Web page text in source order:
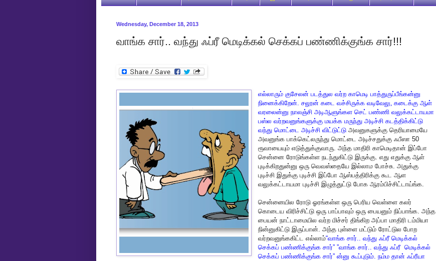
Wednesday, December 18, 2013
வாங்க சார்.. வந்து ஃப்ரீ மெடிக்கல் செக்கப் பண்ணிக்குங்க சார்!!!
எல்லாரும் குசேலன் படத்துல வர்ற காமெடி பாத்துருப்பீங்கன்னு
நினைக்கிறேன்.சலூன் கடை வச்சிருக்க வடிவேலு, கடைக்கு ஆள்
வரலைன்னு நாலஞ்சி அடிஆளுங்கள செட் பண்ணி வலுக்கட்டாயமா
பஸ்ல வர்றவனுங்களுக்கு மயக்க மருந்து அடிச்சி கடத்திக்கிட்டு
வந்து மொட்டை அடிச்சி விட்டுட்டு அவனுகளுக்கு தெரியாமையே
அவனுங்க பாக்கெட்லருந்து மொட்டை அடிச்சதுக்கு ஃபீஸா 50
ரூவாயையும் எடுத்துக்குவாரு.அந்த மாதிரி காமெடிதான் இப்போ
சென்னை ரோடுங்கள்ள நடந்துகிட்டு இருக்கு.எது எதுக்கு ஆள்
புடிக்கிறதுன்னு ஒரு வெவஸ்தையே இல்லாம போச்சு.அதுக்கு
புடிச்சி இதுக்கு புடிச்சி இப்போ ஆஸ்பத்திரிக்கு கூட ஆள
வலுக்கட்டாயமா புடிச்சி இழுத்துட்டு போக ஆரம்பிச்சிட்டாய்ங்க.
சென்னையில ரோடு ஓரங்கள்ள ஒரு பெரிய வெள்ளை கலர்
கொடைய விரிச்சிட்டு ஒரு பாப்பாவும் ஒரு பையனும் நிப்பாங்க.அந்த
பையன் நாட்டாமையில வர்ற மிச்சர் திங்கிற அப்பா மாதிரி டம்மியா
நின்னுகிட்டு இருப்பான்.அந்த புள்ளை மட்டும் ரோட்டுல போற
வர்றவனுங்ககிட்ட எல்லாம்“வாங்க சார்..வந்து ஃப்ரீ மெடிக்கல்
செக்கப் பண்ணிக்குங்க சார்” ”வாங்க சார்..வந்து ஃப்ரீ மெடிக்கல்
செக்கப் பண்ணிக்குங்க சார்”ன்னு கூப்புடும்.நம்ம தான் ஃப்ரீயா